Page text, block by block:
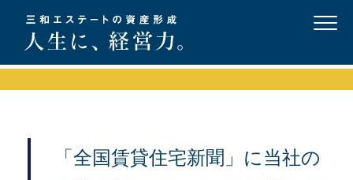
「全国賃貸住宅新聞」に当社の